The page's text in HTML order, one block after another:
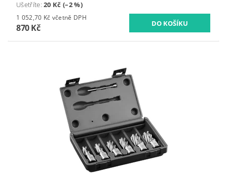
Ušetříte:20 Kč (–2 %)
1 052,70 Kč včetně DPH
870 Kč